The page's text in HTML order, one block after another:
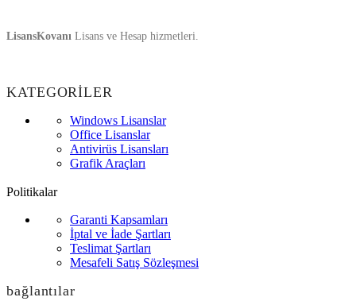
LisansKovanı Lisans ve Hesap hizmetleri.
KATEGORİLER
Windows Lisanslar
Office Lisanslar
Antivirüs Lisansları
Grafik Araçları
Politikalar
Garanti Kapsamları
İptal ve İade Şartları
Teslimat Şartları
Mesafeli Satış Sözleşmesi
bağlantılar